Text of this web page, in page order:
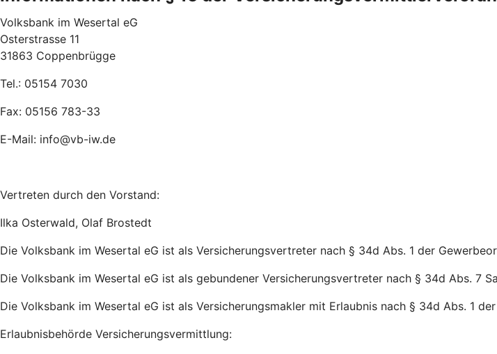
Volksbank im Wesertal eG
Osterstrasse 11
31863 Coppenbrügge
Tel.: 05154 7030
Fax: 05156 783-33
E-Mail: info@vb-iw.de
Vertreten durch den Vorstand:
Ilka Osterwald, Olaf Brostedt
Die Volksbank im Wesertal eG ist als Versicherungsvertreter nach § 34d Abs. 1 der
Die Volksbank im Wesertal eG ist als gebundener Versicherungsvertreter nach § 34d Abs. 7
Die Volksbank im Wesertal eG ist als Versicherungsmakler mit Erlaubnis nach § 34d Abs. 1
Erlaubnisbehörde Versicherungsvermittlung: